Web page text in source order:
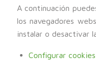
A continuación
los navegadores
instalar o desactivar
Configurar